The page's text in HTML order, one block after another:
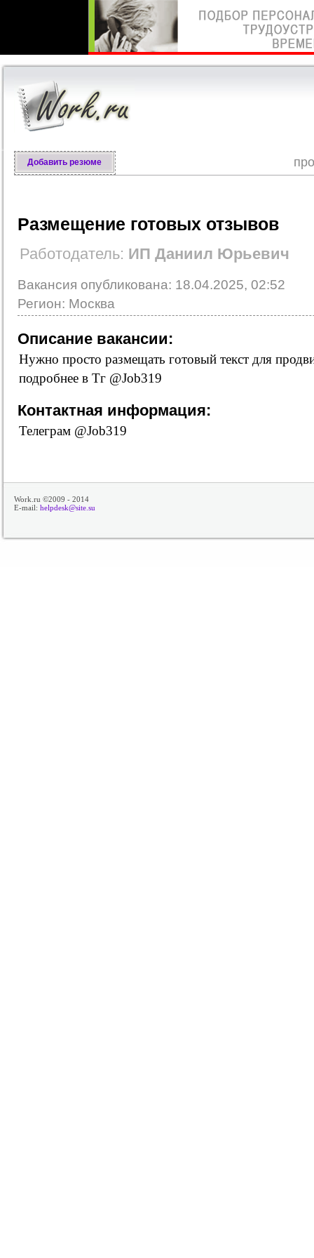
Добавить резюме
Размещение готовых отзывов
Работодатель: ИП Даниил Юрьевич
Вакансия опубликована: 18.04.2025, 02:52
Регион: Москва
Описание вакансии:
Нужно просто размещать готовый текст для
подробнее в Tг @Job319
Контактная информация:
Телеграм @Job319
Work.ru ©2009 - 2014
E-mail: helpdesk@site.su